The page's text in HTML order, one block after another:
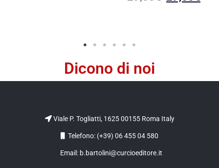
Dicono di noi
Viale P. Togliatti, 1625 00155 Roma Italy
Telefono: (+39) 06 455 04 580
Email: b.bartolini@curcioeditore.it